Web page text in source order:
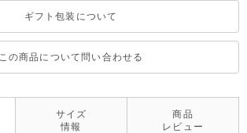
ギフト包装について
この商品について問い合わせる
サイズ
情報
商品
レビュー